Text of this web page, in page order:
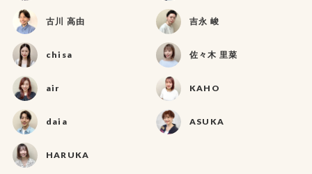
古川 高由 吉永 峻
chisa 佐々木 里菜
air KAHO
daia ASUKA
HARUKA